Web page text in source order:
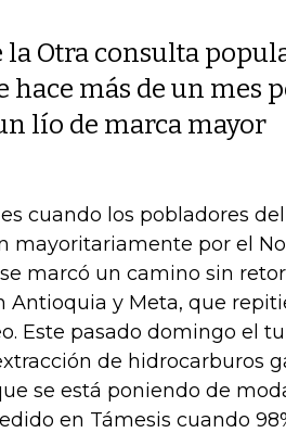
la Otra consulta
hace más de un
lío de marca mayor
cuando los pobladores
mayoritariamente por el
marcó un camino sin
Antioquia y Meta, que
Este pasado domingo el
de hidrocarburos
se está poniendo de
en Támesis cuando